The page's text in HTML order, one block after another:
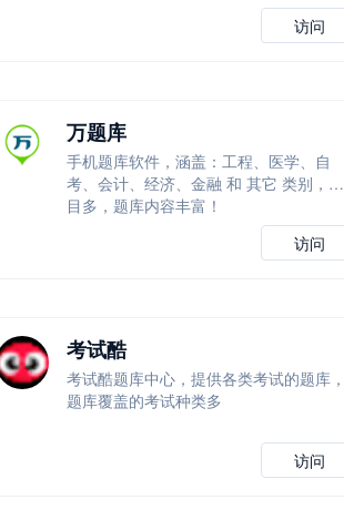
访问
万题库
手机题库软件，涵盖：工程、医学、自
考、会计、经济、金融 和 其它 类别，科
目多，题库内容丰富！
访问
考试酷
考试酷题库中心，提供各类考试的题库，
题库覆盖的考试种类多
访问